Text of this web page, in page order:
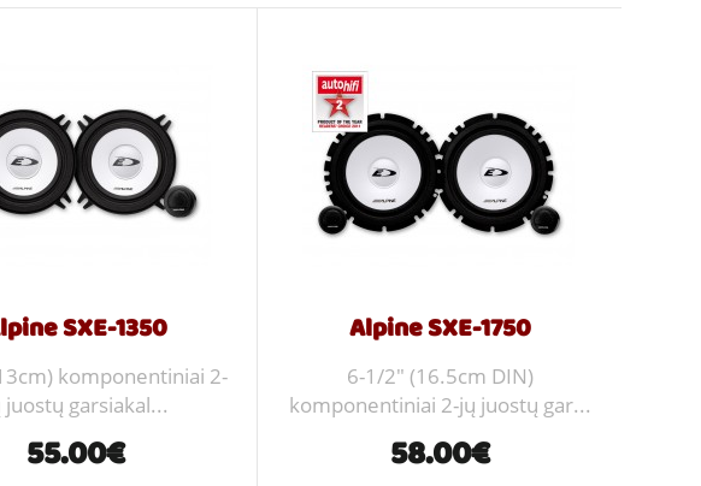
SXE-1350
komponentiniai 2-
juostų garsiakal...
55.00€
Alpine SXE-1750
6-1/2" (16.5cm DIN)
komponentiniai 2-jų juostų gar...
58.00€